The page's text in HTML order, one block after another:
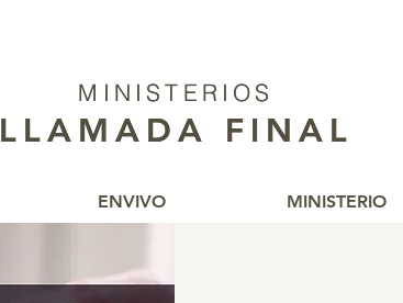
MINISTERIOS
LLAMADA FINAL
MINISTERIOS
LLAMADA FINAL
ENVIVO MINISTERIO